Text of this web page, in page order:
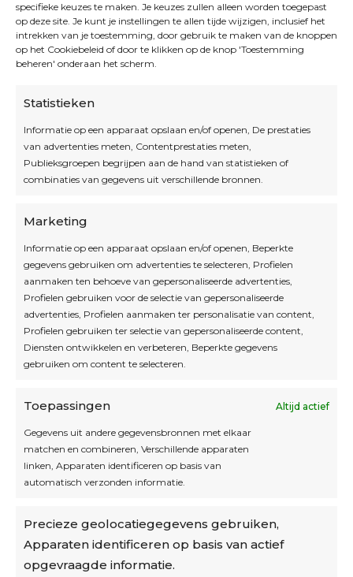
specifieke keuzes te maken. Je keuzes zullen alleen worden toegepast
op deze site. Je kunt je instellingen te allen tijde wijzigen, inclusief het
intrekken van je toestemming, door gebruik te maken van de knoppen
op het Cookiebeleid of door te klikken op de knop 'Toestemming
beheren' onderaan het scherm.
Statistieken
Informatie op een apparaat opslaan en/of openen, De prestaties
van advertenties meten, Contentprestaties meten,
Publieksgroepen begrijpen aan de hand van statistieken of
combinaties van gegevens uit verschillende bronnen.
Marketing
Informatie op een apparaat opslaan en/of openen, Beperkte
gegevens gebruiken om advertenties te selecteren, Profielen
aanmaken ten behoeve van gepersonaliseerde advertenties,
Profielen gebruiken voor de selectie van gepersonaliseerde
advertenties, Profielen aanmaken ter personalisatie van content,
Profielen gebruiken ter selectie van gepersonaliseerde content,
Diensten ontwikkelen en verbeteren, Beperkte gegevens
gebruiken om content te selecteren.
Toepassingen Altijd actief
Gegevens uit andere gegevensbronnen met elkaar
matchen en combineren, Verschillende apparaten
linken, Apparaten identificeren op basis van
automatisch verzonden informatie.
Precieze geolocatiegegevens gebruiken,
Apparaten identificeren op basis van actief
opgevraagde informatie.
Openingsuren
Blijf op de hoogte
Interesse in leuke kadotips of toffe acties?
Laat dan hier je mailadres achter.
Algemene voorwaarden
Cookiebeleid
Accountinstellingen